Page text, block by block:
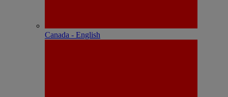
Canada - English